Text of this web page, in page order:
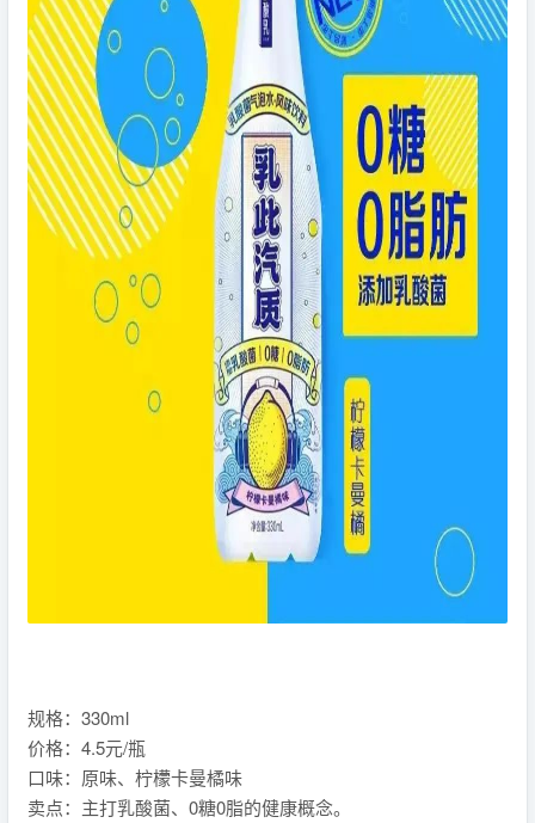
规格：330ml
价格：4.5元/瓶
口味：原味、柠檬卡曼橘味
卖点：主打乳酸菌、0糖0脂的健康概念。